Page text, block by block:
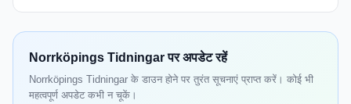
Norrköpings Tidningar पर अपडेट रहें
Norrköpings Tidningar के डाउन होने पर तुरंत सूचनाएं प्राप्त करें। कोई भी
महत्वपूर्ण अपडेट कभी न चूकें।